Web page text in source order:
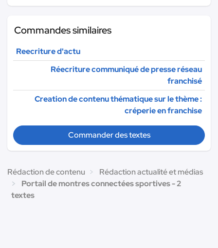
Commandes similaires
Reecriture d'actu
Réecriture communiqué de presse réseau
franchisé
Creation de contenu thématique sur le thème :
créperie en franchise
Commander des textes
Rédaction de contenu
Rédaction actualité et médias
Portail de montres connectées sportives - 2
textes